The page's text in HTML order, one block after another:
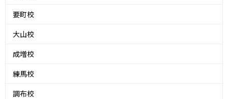
要町校
大山校
成増校
練馬校
調布校